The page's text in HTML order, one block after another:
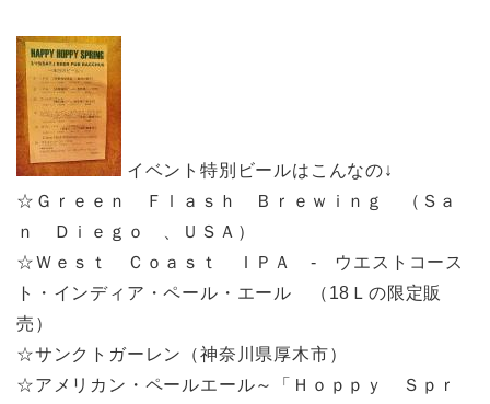
イベント特別ビールはこんなの↓
☆Ｇｒｅｅｎ Ｆｌａｓｈ Ｂｒｅｗｉｎｇ （Ｓａ
ｎ Ｄｉｅｇｏ 、ＵＳＡ）
☆Ｗｅｓｔ Ｃｏａｓｔ ＩＰＡ - ウエストコース
ト・インディア・ペール・エール （18Ｌの限定販
売）
☆サンクトガーレン（神奈川県厚木市）
☆アメリカン・ペールエール～「Ｈｏｐｐｙ Ｓｐｒ